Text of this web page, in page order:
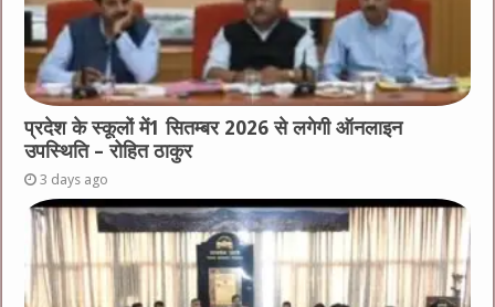
प्रदेश के स्कूलों में1 सितम्बर 2026 से लगेगी ऑनलाइन
उपस्थिति – रोहित ठाकुर
3 days ago